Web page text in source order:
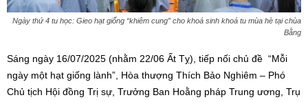
Ngày thứ 4 tu học: Gieo hạt giống “khiêm cung” cho khoá sinh khoá tu mùa hè tại chùa
Bằng
Sáng ngày 16/07/2025 (nhằm 22/06 Ất Tỵ), tiếp nối chủ đề “Mỗi
ngày một hạt giống lành”, Hòa thượng Thích Bảo Nghiêm – Phó
Chủ tịch Hội đồng Trị sự, Trưởng Ban Hoằng pháp Trung ương, Trụ